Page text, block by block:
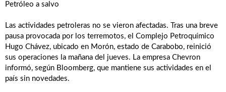
Petróleo a salvo
Las actividades petroleras no se vieron afectadas. Tras una breve
pausa provocada por los terremotos, el Complejo Petroquímico
Hugo Chávez, ubicado en Morón, estado de Carabobo, reinició
sus operaciones la mañana del jueves. La empresa Chevron
informó, según Bloomberg, que mantiene sus actividades en el
país sin novedades.